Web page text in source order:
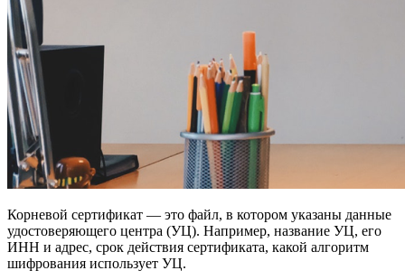
Корневой сертификат — это файл, в котором указаны данные
удостоверяющего центра (УЦ). Например, название УЦ, его
ИНН и адрес, срок действия сертификата, какой алгоритм
шифрования использует УЦ.